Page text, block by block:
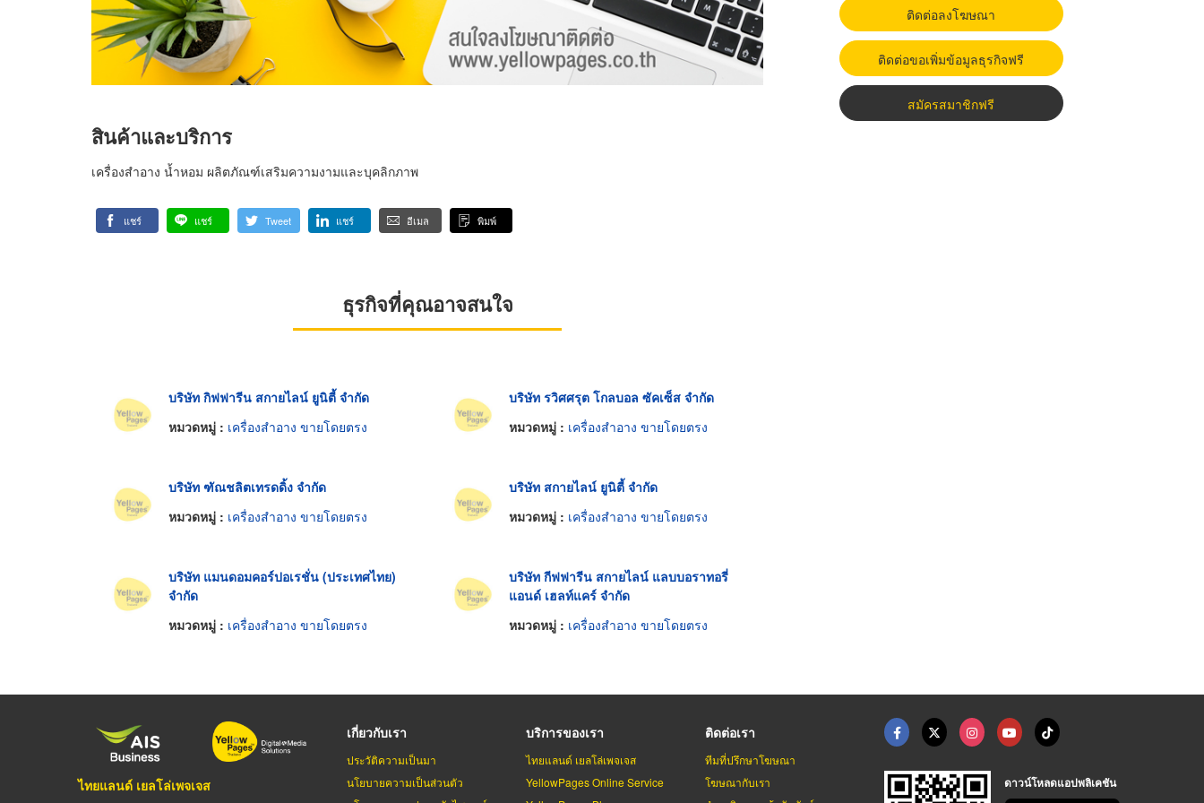
สินค้าและบริการ
เครื่องสำอาง น้ำหอม ผลิตภัณฑ์เสริมความงามและบุคลิกภาพ
แชร์ แชร์ Tweet แชร์ อีเมล พิมพ์
ธุรกิจที่คุณอาจสนใจ
บริษัท กิฟฟารีน สกายไลน์ ยูนิตี้ จำกัด
หมวดหมู่ : เครื่องสำอาง ขายโดยตรง
บริษัท รวิศศรุต โกลบอล ซัคเซ็ส จำกัด
หมวดหมู่ : เครื่องสำอาง ขายโดยตรง
บริษัท ฑัณชลิตเทรดดิ้ง จำกัด
หมวดหมู่ : เครื่องสำอาง ขายโดยตรง
บริษัท สกายไลน์ ยูนิตี้ จำกัด
หมวดหมู่ : เครื่องสำอาง ขายโดยตรง
บริษัท แมนดอมคอร์ปอเรชั่น (ประเทศไทย)
จำกัด
หมวดหมู่ : เครื่องสำอาง ขายโดยตรง
บริษัท กีฟฟารีน สกายไลน์ แลบบอราทอรี่
แอนด์ เฮลท์แคร์ จำกัด
หมวดหมู่ : เครื่องสำอาง ขายโดยตรง
ติดต่อลงโฆษณา
ติดต่อขอเพิ่มข้อมูลธุรกิจฟรี
สมัครสมาชิกฟรี
ไทยแลนด์ เยลโล่เพจเจส
เกี่ยวกับเรา
ประวัติความเป็นมา
นโยบายความเป็นส่วนตัว
บริการของเรา
ไทยแลนด์ เยลโล่เพจเจส
YellowPages Online Service
ติดต่อเรา
ทีมที่ปรึกษาโฆษณา
โฆษณากับเรา
ดาวน์โหลดแอปพลิเคชัน